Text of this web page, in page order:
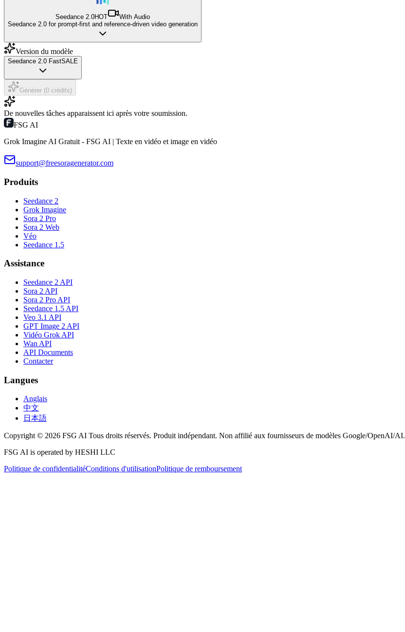
Seedance 2.0HOT
With Audio
Seedance 2.0 for prompt-first and reference-driven video generation
Version du modèle
Seedance 2.0 FastSALE
Générer (0 crédits)
De nouvelles tâches apparaissent ici après votre soumission.
FSG AI
Grok Imagine AI Gratuit - FSG AI | Texte en vidéo et image en vidéo
support@freesoragenerator.com
Produits
Seedance 2
Grok Imagine
Sora 2 Pro
Sora 2 Web
Véo
Seedance 1.5
Assistance
Seedance 2 API
Sora 2 API
Sora 2 Pro API
Seedance 1.5 API
Veo 3.1 API
GPT Image 2 API
Vidéo Grok API
Wan API
API Documents
Contacter
Langues
Anglais
中文
日本語
Copyright © 2026 FSG AI Tous droits réservés. Produit indépendant. Non affilié aux fournisseurs de modèles Google/OpenAI/AI.
FSG AI is operated by HESHI LLC
Politique de confidentialitéConditions d'utilisationPolitique de remboursement